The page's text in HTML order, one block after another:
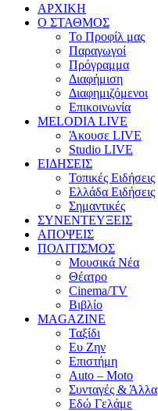
ΑΡΧΙΚΗ
Ο ΣΤΑΘΜΟΣ
Το Προφίλ μας
Παραγωγοί
Πρόγραμμα
Διαφήμιση
Διαφημιζόμενοι
Επικοινωνία
MELODIA LIVE
Άκουσε LIVE
Studio LIVE
ΕΙΔΗΣΕΙΣ
Τοπικές Ειδήσεις
Ελλάδα Ειδήσεις
Σημαντικές
ΣΥΝΕΝΤΕΥΞΕΙΣ
ΑΠΟΨΕΙΣ
ΠΟΛΙΤΙΣΜΟΣ
Μουσικά Νέα
Θέατρο
Cinema/TV
Βιβλίο
MAGAZINE
Ταξίδι
Ευ Ζην
Επιστήμη
Auto – Moto
Συνταγές & Άλλα
Εδώ Γελάμε